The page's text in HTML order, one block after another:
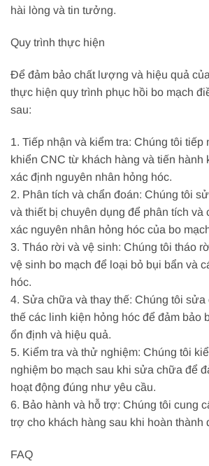
hài lòng và tin tưởng.
Quy trình thực hiện
Để đảm bảo chất lượng và hiệu quả
thực hiện quy trình phục hồi bo mạch
sau:
1. Tiếp nhận và kiểm tra: Chúng tôi tiếp
khiển CNC từ khách hàng và tiến hành
xác định nguyên nhân hỏng hóc.
2. Phân tích và chẩn đoán: Chúng tôi
và thiết bị chuyên dụng để phân tích và
xác nguyên nhân hỏng hóc của bo
3. Tháo rời và vệ sinh: Chúng tôi tháo
vệ sinh bo mạch để loại bỏ bụi bẩn và
hóc.
4. Sửa chữa và thay thế: Chúng tôi
thế các linh kiện hỏng hóc để đảm bảo
ổn định và hiệu quả.
5. Kiểm tra và thử nghiệm: Chúng tôi
nghiệm bo mạch sau khi sửa chữa để
hoạt động đúng như yêu cầu.
6. Bảo hành và hỗ trợ: Chúng tôi cung
trợ cho khách hàng sau khi hoàn thành
FAQ